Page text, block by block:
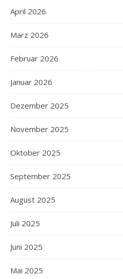
April 2026
März 2026
Februar 2026
Januar 2026
Dezember 2025
November 2025
Oktober 2025
September 2025
August 2025
Juli 2025
Juni 2025
Mai 2025